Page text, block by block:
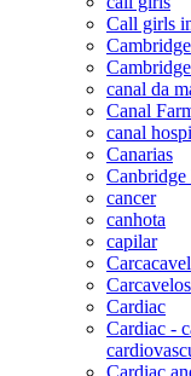
Call girls
Cambridge
canal da
Canal
canal
Canarias
Canbridge
cancer
canhota
capilar
Carcavelos
Cardiac
Cardiac -
Cardiac